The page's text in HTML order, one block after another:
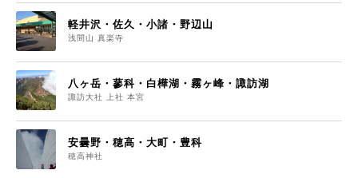
軽井沢・佐久・小諸・野辺山
浅間山 真楽寺
八ヶ岳・蓼科・白樺湖・霧ヶ峰・諏訪湖
諏訪大社 上社 本宮
安曇野・穂高・大町・豊科
穂高神社